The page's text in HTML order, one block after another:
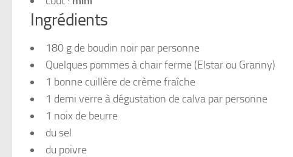
Ingrédients
180 g de boudin noir par personne
Quelques pommes à chair ferme (Elstar ou Granny)
1 bonne cuillère de crème fraîche
1 demi verre à dégustation de calva par personne
1 noix de beurre
du sel
du poivre